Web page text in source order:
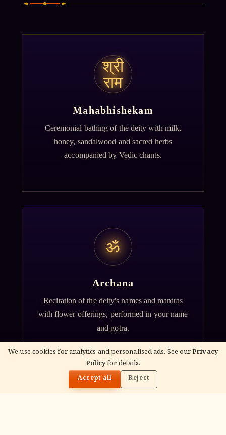
We use cookies for analytics and personalised ads. See ourPrivacy
Policyfor details.
Accept all Reject
श्री
राम
Mahabhishekam
Ceremonial bathing of the deity with milk,
honey, sandalwood and sacred herbs
accompanied by Vedic chants.
ॐ
Archana
Recitation of the deity's names and mantras
with flower offerings, performed in your name
and gotra.